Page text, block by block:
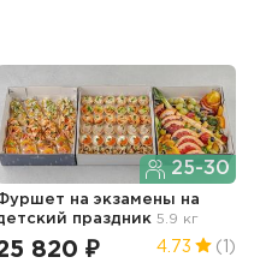
25-30
на экзамены на
праздник 5.9 кг
820 ₽ 4.73 (1)